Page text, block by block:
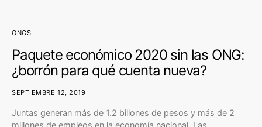
ONGS
Paquete económico 2020 sin las ONG:
¿borrón para qué cuenta nueva?
SEPTIEMBRE 12, 2019
Juntas generan más de 1.2 billones de pesos y más de 2
millones de empleos en la economía nacional. Las